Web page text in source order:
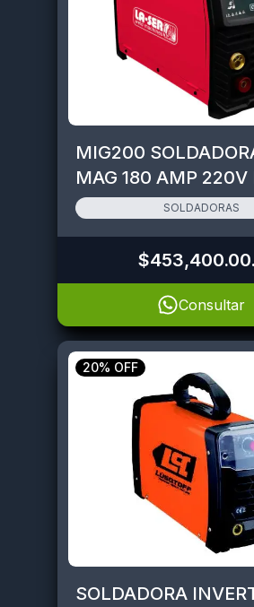
MIG200
MAG 180 AMP
SOLDADORAS
$453,400.00
Consultar
20% OFF
SOLDADORA